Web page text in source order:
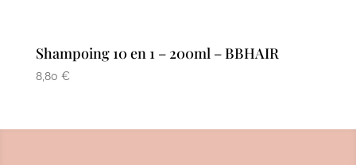
Shampoing 10 en 1 – 200ml – BBHAIR
8,80 €